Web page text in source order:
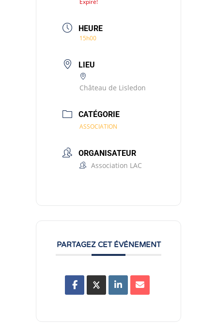
Expiré!
HEURE
15h00
LIEU
Château de Lisledon
CATÉGORIE
ASSOCIATION
ORGANISATEUR
Association LAC
PARTAGEZ CET ÉVÉNEMENT